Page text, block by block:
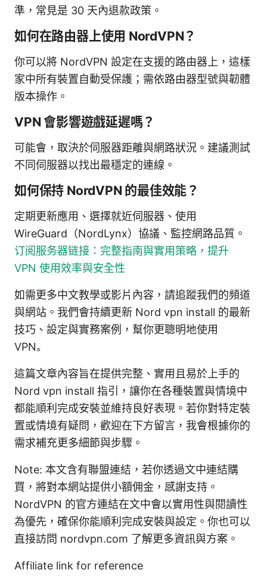
準，常見是 30 天內退款政策。
如何在路由器上使用 NordVPN？
你可以將 NordVPN 設定在支援的路由器上，這樣
家中所有裝置自動受保護；需依路由器型號與韌體
版本操作。
VPN 會影響遊戲延遲嗎？
可能會，取決於伺服器距離與網路狀況。建議測試
不同伺服器以找出最穩定的連線。
如何保持 NordVPN 的最佳效能？
定期更新應用、選擇就近伺服器、使用
WireGuard（NordLynx）協議、監控網路品質。
订阅服务器链接：完整指南與實用策略，提升
VPN 使用效率與安全性
如需更多中文教學或影片內容，請追蹤我們的頻道
與網站。我們會持續更新 Nord vpn install 的最新
技巧、設定與實務案例，幫你更聰明地使用
VPN。
這篇文章內容旨在提供完整、實用且易於上手的
Nord vpn install 指引，讓你在各種裝置與情境中
都能順利完成安裝並維持良好表現。若你對特定裝
置或情境有疑問，歡迎在下方留言，我會根據你的
需求補充更多細節與步驟。
Note: 本文含有聯盟連結，若你透過文中連結購
買，將對本網站提供小額佣金，感謝支持。
NordVPN 的官方連結在文中會以實用性與閱讀性
為優先，確保你能順利完成安裝與設定。你也可以
直接訪問 nordvpn.com 了解更多資訊與方案。
Affiliate link for reference